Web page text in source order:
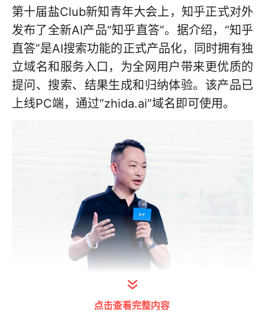
第十届盐Club新知青年大会上，知乎正式对外
发布了全新AI产品“知乎直答”。据介绍，“知乎
直答”是AI搜索功能的正式产品化，同时拥有独
立域名和服务入口，为全网用户带来更优质的
提问、搜索、结果生成和归纳体验。该产品已
上线PC端，通过“zhida.ai”域名即可使用。
知乎创始人、董事长兼CEO周源
点击查看完整内容